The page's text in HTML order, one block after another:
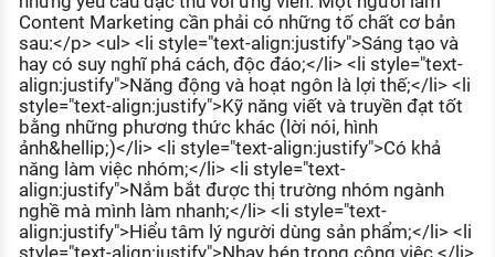
Content Marketing cần phải có những tố chất cơ bản
sau:</p> <ul> <li style="text-align:justify">Sáng tạo và
hay có suy nghĩ phá cách, độc đáo;</li> <li style="text-
align:justify">Năng động và hoạt ngôn là lợi thế;</li> <li
style="text-align:justify">Kỹ năng viết và truyền đạt tốt
bằng những phương thức khác (lời nói, hình
ảnh&hellip;)</li> <li style="text-align:justify">Có khả
năng làm việc nhóm;</li> <li style="text-
align:justify">Nắm bắt được thị trường nhóm ngành
nghề mà mình làm nhanh;</li> <li style="text-
align:justify">Hiểu tâm lý người dùng sản phẩm;</li> <li